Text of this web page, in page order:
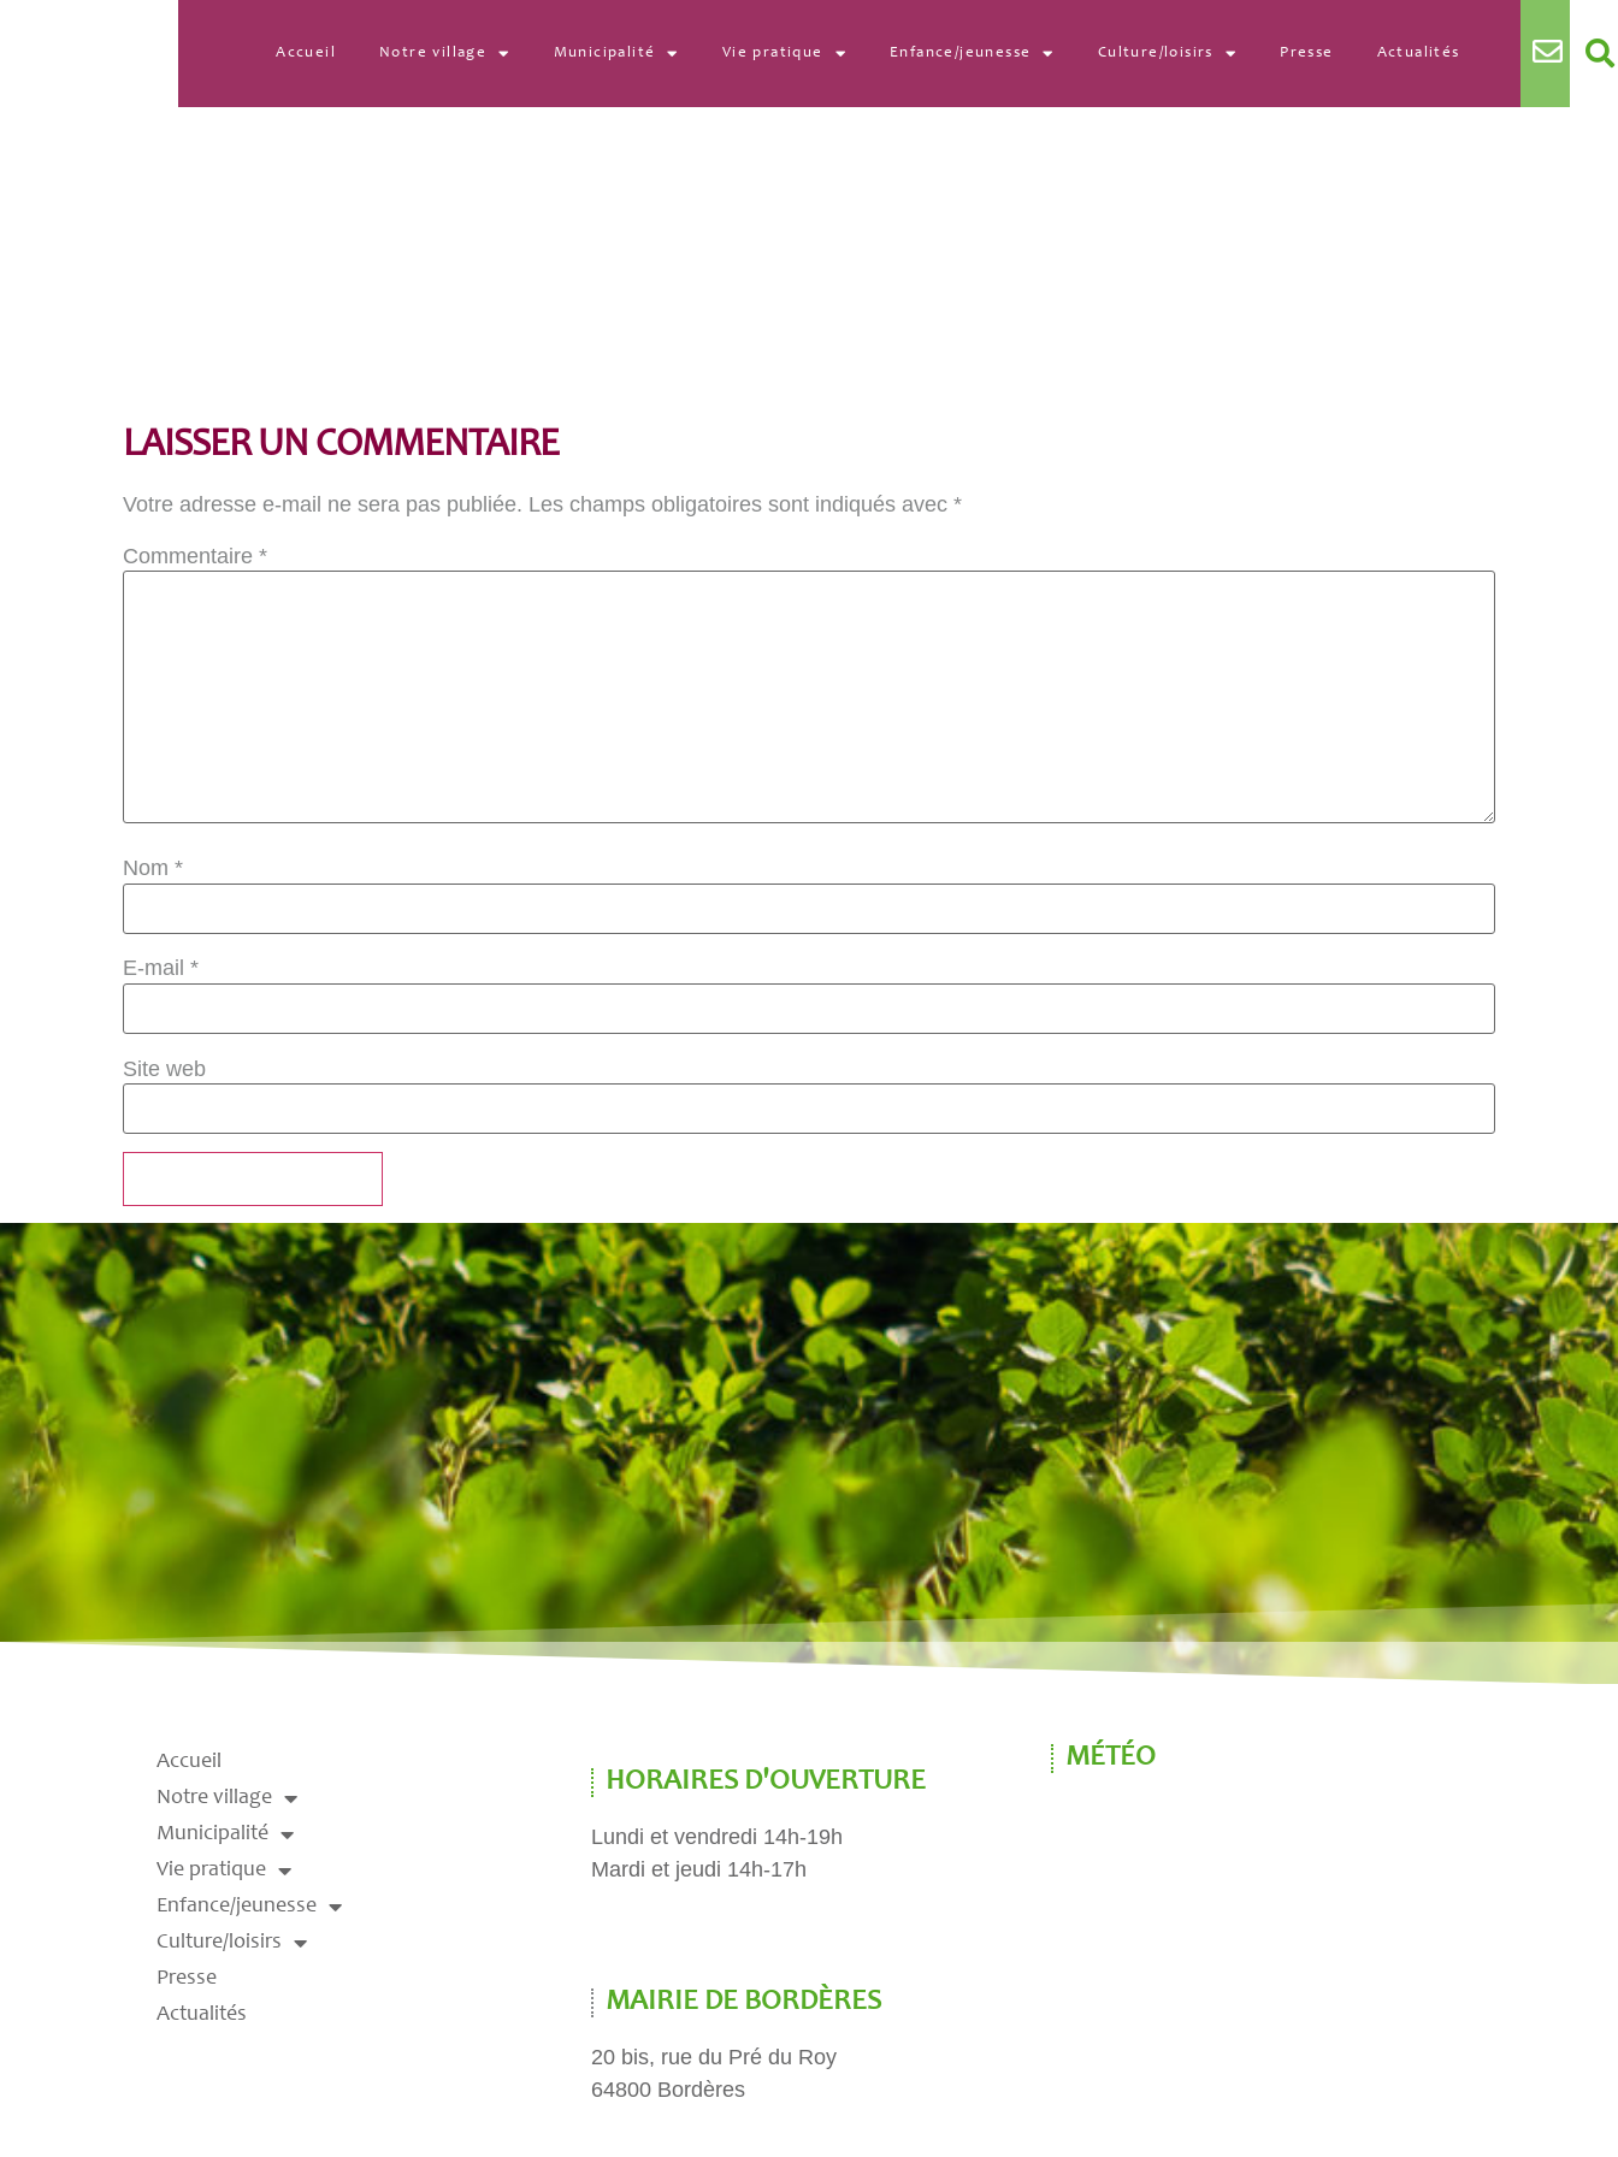
Accueil Notre village Municipalité Vie pratique Enfance/jeunesse Culture/loisirs Presse Actualités
LAISSER UN COMMENTAIRE
Votre adresse e-mail ne sera pas publiée. Les champs obligatoires sont indiqués avec *
Commentaire *
Nom *
E-mail *
Site web
Accueil
Notre village
Municipalité
Vie pratique
Enfance/jeunesse
Culture/loisirs
Presse
Actualités
HORAIRES D'OUVERTURE
Lundi et vendredi 14h-19h
Mardi et jeudi 14h-17h
MAIRIE DE BORDÈRES
20 bis, rue du Pré du Roy
64800 Bordères
MÉTÉO